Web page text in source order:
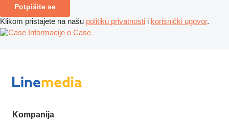
Potpišite se
Klikom pristajete na našu politiku privatnosti i korisnički ugovor.
Informacije o Case
Kompanija